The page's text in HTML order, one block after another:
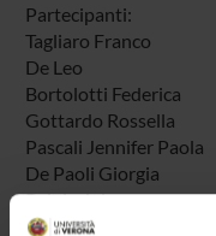
Partecipanti:
Tagliaro Franco
De Leo
Bortolotti Federica
Gottardo Rossella
Pascali Jennifer Paola
De Paoli Giorgia
Rainio Juha